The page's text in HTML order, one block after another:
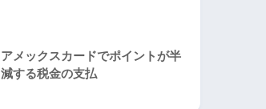
アメックスカードでポイントが半
減する税金の支払